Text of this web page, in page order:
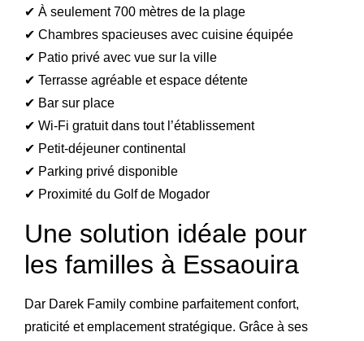
✔ À seulement 700 mètres de la plage
✔ Chambres spacieuses avec cuisine équipée
✔ Patio privé avec vue sur la ville
✔ Terrasse agréable et espace détente
✔ Bar sur place
✔ Wi-Fi gratuit dans tout l’établissement
✔ Petit-déjeuner continental
✔ Parking privé disponible
✔ Proximité du Golf de Mogador
Une solution idéale pour
les familles à Essaouira
Dar Darek Family combine parfaitement confort,
praticité et emplacement stratégique. Grâce à ses